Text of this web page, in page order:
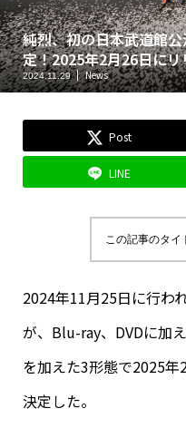
純烈、初の日本武道館
定！2025年2月26日にリ
2024.11.29 News
Post
LINE
この記事のタイ
2024年11月25日に行わ
が、Blu-ray、DVDに加
を加えた3形態で2025
決定した。